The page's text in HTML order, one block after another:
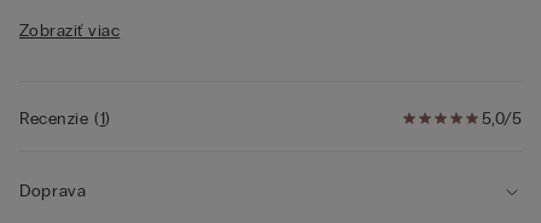
• Modelka je vysoká 175 cm a nosí veľkosť S
Zobraziť viac
5,0/5
Recenzie(1)
Doprava